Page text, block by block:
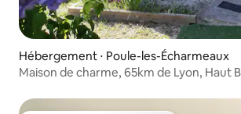
Hébergement ⋅ Poule-les-Écharmeaux
Maison de charme,